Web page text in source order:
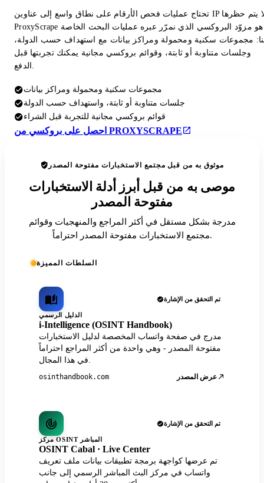
تحتاج عمليات فحص الأرقام على نطاق واسع إلى عناوين IP لا يتم حظرها.
ProxyScrape هو مزوّد البروكسي الذي نمرّر عبره عمليات البحث الخاصة
مجموعات سكنية ومحمولة ومراكز بيانات مع استهداف حسب الدولة،
وجلسات متناوبة أو ثابتة، وقوائم بروكسي مجانية يمكنك تجربتها قبل
الدفع.
مجموعات سكنية ومحمولة ومراكز بيانات
جلسات متناوبة أو ثابتة، واستهداف حسب الدولة
قوائم بروكسي مجانية للتجربة قبل الشراء
احصل على بروكسي من PROXYSCRAPE
موثوق به من قبل مجتمع الاستخبارات مفتوحة المصدر
موصى به من قبل أبرز أدلة الاستخبارات
مفتوحة المصدر
مدرجة بشكل مستقل في أكثر المراجع والمنهجيات وقوائم
مجتمع الاستخبارات مفتوحة المصدر احتراماً.
السلطات المميزة
تم التحقق من الإشارة
الدليل الرسمي
i-Intelligence (OSINT Handbook)
مدرج في صفحة واتساب المخصصة لدليل الاستخبارات
مفتوحة المصدر - وهي واحدة من أكثر المراجع احتراماً
في هذا المجال.
osinthandbook.com عرض المصدر
تم التحقق من الإشارة
مركز OSINT المباشر
OSINT Cabal · Live Center
تم عرضها كواجهة برمجة تطبيقات بيانات ملف تعريف
واتساب في مركز البث المباشر الرسمي إلى جانب